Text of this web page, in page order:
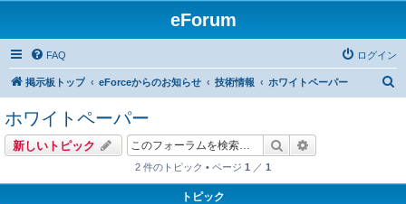
eForum
FAQ ログイン
掲示板トップ eForceからのお知らせ 技術情報 ホワイトペーパー
ホワイトペーパー
新しいトピック 検索
2 件のトピック • ページ 1 ／ 1
トピック